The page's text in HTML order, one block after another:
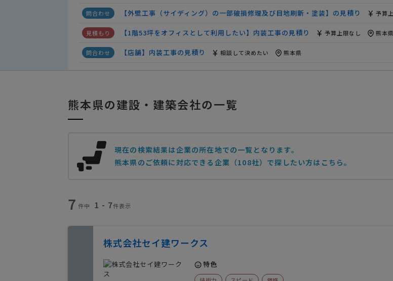
【台所とリビングの床板張り替え工事】建設会社への相談・問合せ
【外壁工事（サイディング）の一部破損修理及び目地刷新・塗装】の見積り
【1階53坪をオフィスとして利用したい】内装工事の見積り
【店舗】内装工事の見積り
【井戸の水脈調査】基礎・土木工事の見積り
熊本県の建設・建築会社の一覧
現在の検索結果は企業の所在地での一覧となります。
熊本県のご依頼に対応できる企業（108社）で探したい方はこちら。
7 件中 1 - 7件表示
株式会社セイ建ワークス
特色